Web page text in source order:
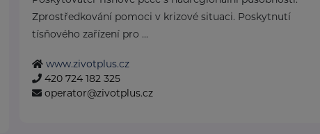
Zprostředkování pomoci v krizové situaci. Poskytnutí
tísňového zařízení pro ...
www.zivotplus.cz
420 724 182 325
operator@zivotplus.cz